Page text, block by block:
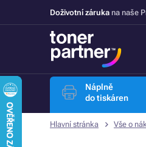
Doživotní záruka na naše
Náplně
do tiskáren
Hlavní stránka Vše o